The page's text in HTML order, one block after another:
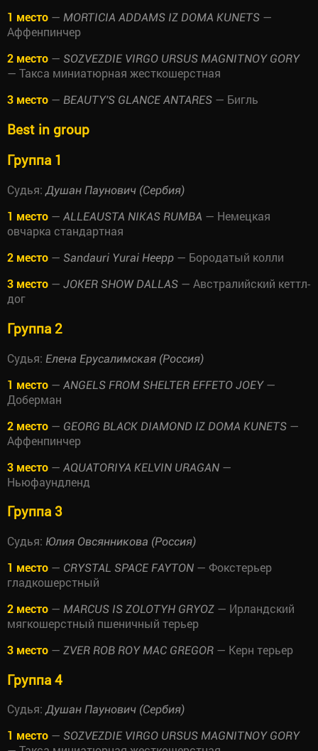
1 место — MORTICIA ADDAMS IZ DOMA KUNETS —
Аффенпинчер
2 место — SOZVEZDIE VIRGO URSUS MAGNITNOY GORY
— Такса миниатюрная жесткошерстная
3 место — BEAUTY'S GLANCE ANTARES — Бигль
Best in group
Группа 1
Судья: Душан Паунович (Сербия)
1 место — ALLEAUSTA NIKAS RUMBA — Немецкая
овчарка стандартная
2 место — Sandauri Yurai Heepp — Бородатый колли
3 место — JOKER SHOW DALLAS — Австралийский кеттл-
дог
Группа 2
Судья: Елена Ерусалимская (Россия)
1 место — ANGELS FROM SHELTER EFFETO JOEY —
Доберман
2 место — GEORG BLACK DIAMOND IZ DOMA KUNETS —
Аффенпинчер
3 место — AQUATORIYA KELVIN URAGAN —
Ньюфаундленд
Группа 3
Судья: Юлия Овсянникова (Россия)
1 место — CRYSTAL SPACE FAYTON — Фокстерьер
гладкошерстный
2 место — MARCUS IS ZOLOTYH GRYOZ — Ирландский
мягкошерстный пшеничный терьер
3 место — ZVER ROB ROY MAC GREGOR — Керн терьер
Группа 4
Судья: Душан Паунович (Сербия)
1 место — SOZVEZDIE VIRGO URSUS MAGNITNOY GORY